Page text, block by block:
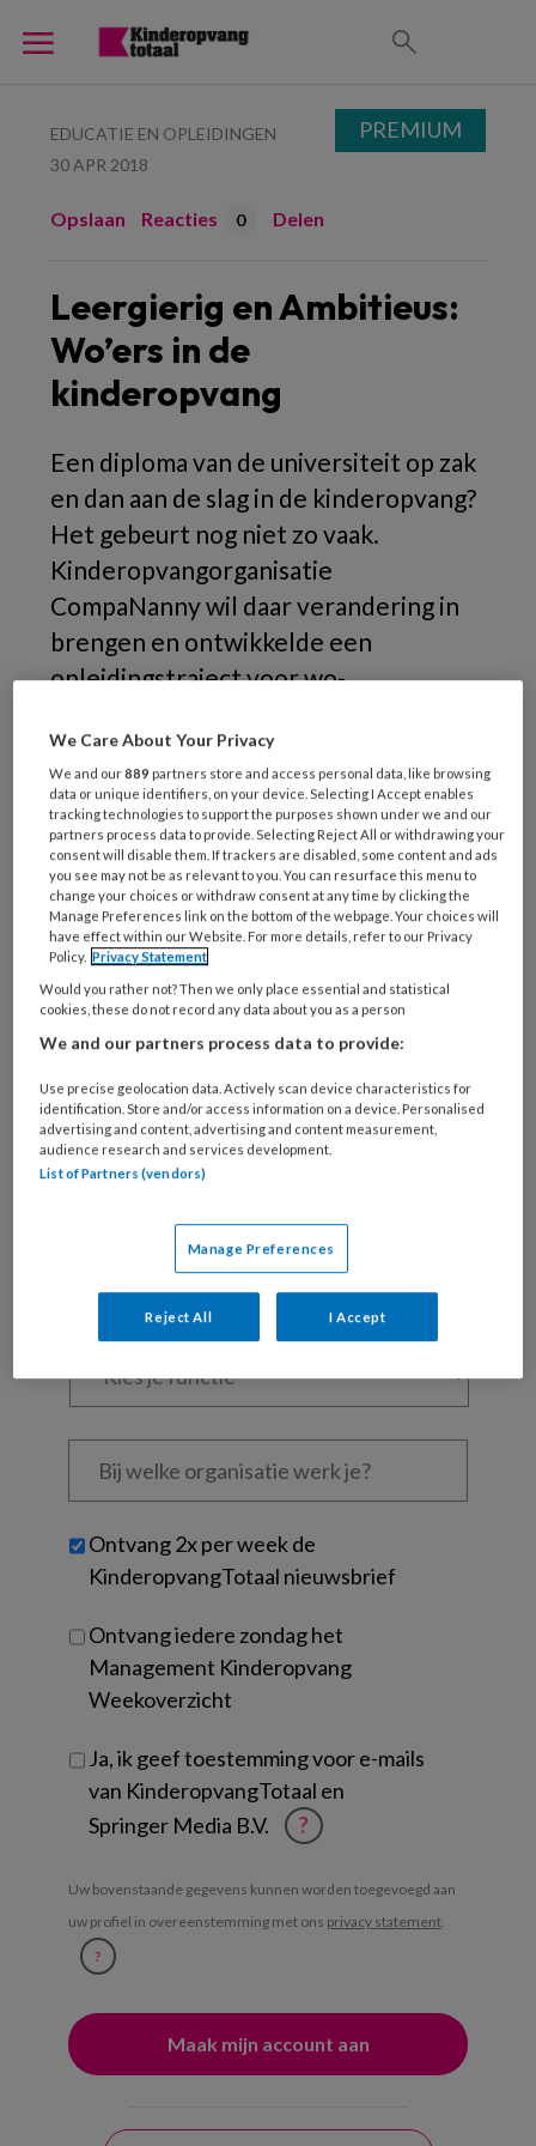
EDUCATIE EN OPLEIDINGEN
30 APR 2018
Opslaan Reacties 0 Delen
Leergierig en Ambitieus:
Wo’ers in de
kinderopvang
Een diploma van de universiteit op zak
en dan aan de slag in de kinderopvang?
Het gebeurt nog niet zo vaak.
Kinderopvangorganisatie
CompaNanny wil daar verandering in
brengen en ontwikkelde een
opleidingstraject voor wo-
In
REGISTREREN
Wil je dit artikel lezen?
Maak gratis een account aan en lees 2
artikelen gratis per maand
Al een account of abonnement?Log dan in
Wat
is
wachtwoord*
Kies
Bij
welke
je?
Untitled
Ontvang 2x per week de
KinderopvangTotaal nieuwsbrief
Ontvang iedere zondag het
Management Kinderopvang
Weekoverzicht
Ja, ik geef toestemming voor e-mails
van KinderopvangTotaal en
Springer Media B.V.
?
Uw bovenstaande gegevens kunnen worden toegevoegd aan
uw profiel in overeenstemming met ons privacy statement.
?
PREMIUM
We Care About Your Privacy
We and our889 partners store and access personal data, like browsing
data or unique identifiers, on your device. Selecting I Accept enables
tracking technologies to support the purposes shown under we and our
partners process data to provide. Selecting Reject All or withdrawing your
consent will disable them. If trackers are disabled, some content and ads
you see may not be as relevant to you. You can resurface this menu to
change your choices or withdraw consent at any time by clicking the
Manage Preferences link on the bottom of the webpage. Your choices will
have effect within our Website. For more details, refer to our Privacy
Policy. Privacy Statement
Would you rather not? Then we only place essential and statistical
cookies, these do not record any data about you as a person
We and our partners process data to provide:
Use precise geolocation data. Actively scan device characteristics for
identification. Store and/or access information on a device. Personalised
advertising and content, advertising and content measurement,
audience research and services development.
List of Partners (vendors)
Manage Preferences
Reject All I Accept